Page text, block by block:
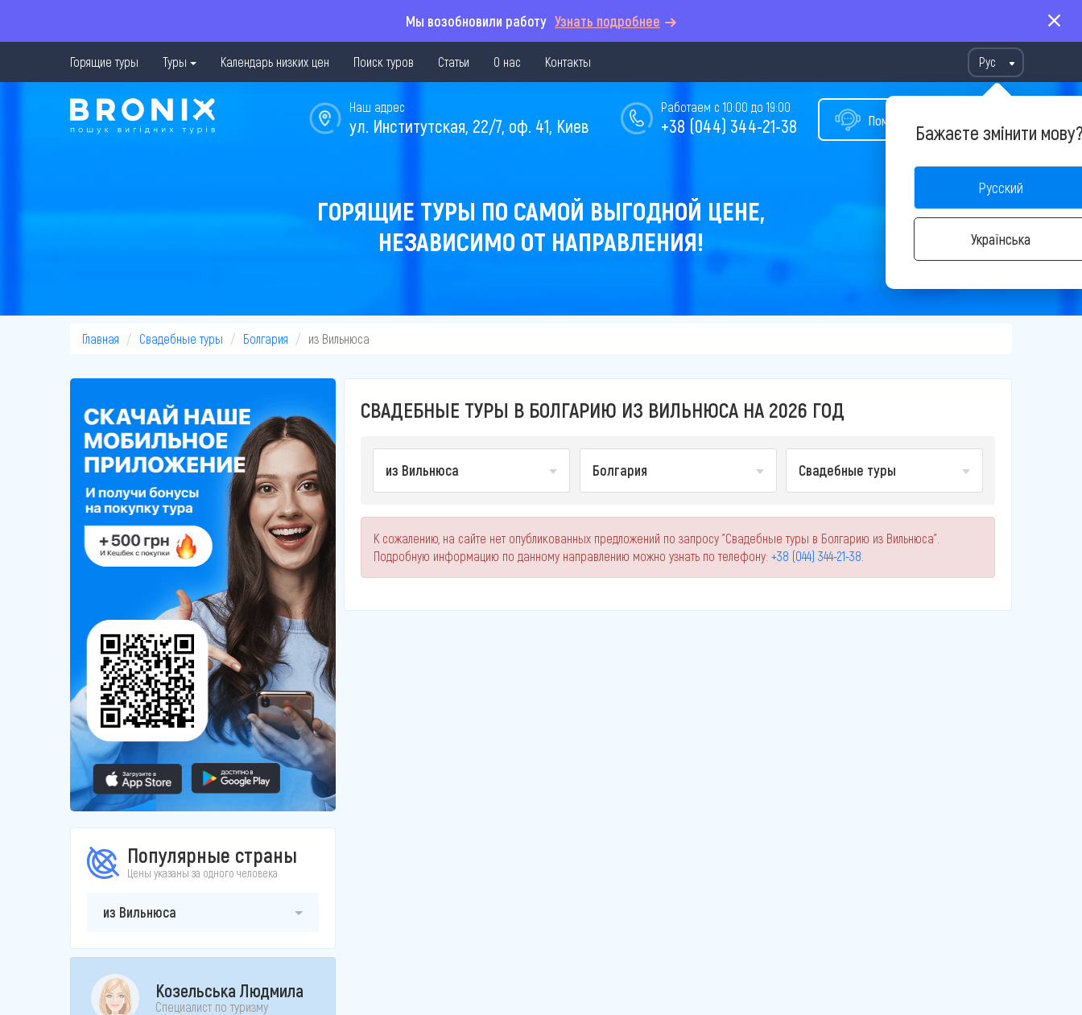
Мы возобновили работу Узнать подробнее
Горящие туры Туры Календарь низких цен Поиск туров Статьи О нас Контакты Рус
Бажаєте змінити
Русский
Українська
Помощь в подборе тура
Работаем с 10:00 до 19:00
+38 (044) 344-21-38
Наш адрес
ул. Институтская, 22/7, оф. 41, Киев
ГОРЯЩИЕ ТУРЫ ПО САМОЙ ВЫГОДНОЙ ЦЕНЕ,
НЕЗАВИСИМО ОТ НАПРАВЛЕНИЯ!
Главная Свадебные туры Болгария из Вильнюса
Популярные страны
Цены указаны за одного человека
из Вильнюса
Козельська Людмила
Специалист по туризму
СВАДЕБНЫЕ ТУРЫ В БОЛГАРИЮ ИЗ ВИЛЬНЮСА НА 2026 ГОД
из Вильнюса Болгария Свадебные туры
К сожалению, на сайте нет опубликованных предложений по запросу "Свадебные туры в Болгарию из Вильнюса".
Подробную информацию по данному направлению можно узнать по телефону: +38 (044) 344-21-38